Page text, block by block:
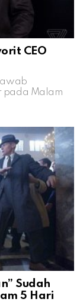
CEO
pada Malam
Sudah
5 Hari